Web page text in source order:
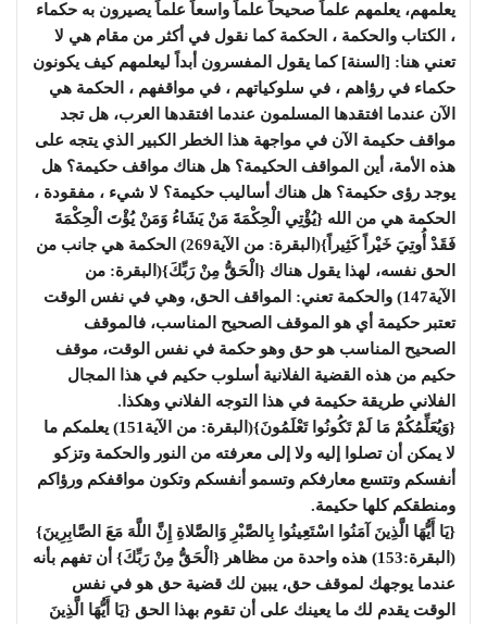
يعلمهم، يعلمهم علماً صحيحاً علماً واسعاً علماً يصيرون به حكماء
، الكتاب والحكمة ، الحكمة كما نقول في أكثر من مقام هي لا
تعني هنا: [السنة] كما يقول المفسرون أبداً ليعلمهم كيف يكونون
حكماء في رؤاهم ، في سلوكياتهم ، في مواقفهم ، الحكمة هي
الآن عندما افتقدها المسلمون عندما افتقدها العرب، هل تجد
مواقف حكيمة الآن في مواجهة هذا الخطر الكبير الذي يتجه على
هذه الأمة، أين المواقف الحكيمة؟ هل هناك مواقف حكيمة؟ هل
يوجد رؤى حكيمة؟ هل هناك أساليب حكيمة؟ لا شيء ، مفقودة ،
الحكمة هي من الله {يُؤْتِي الْحِكْمَةَ مَنْ يَشَاءُ وَمَنْ يُؤْتَ الْحِكْمَةَ
فَقَدْ أُوتِيَ خَيْراً كَثِيراً}(البقرة: من الآية269) الحكمة هي جانب من
الحق نفسه، لهذا يقول هناك {الْحَقُّ مِنْ رَبِّكَ}(البقرة: من
الآية147) والحكمة تعني: المواقف الحق، وهي في نفس الوقت
تعتبر حكيمة أي هو الموقف الصحيح المناسب، فالموقف
الصحيح المناسب هو حق وهو حكمة في نفس الوقت، موقف
حكيم من هذه القضية الفلانية أسلوب حكيم في هذا المجال
الفلاني طريقة حكيمة في هذا التوجه الفلاني وهكذا.
{وَيُعَلِّمُكُمْ مَا لَمْ تَكُونُوا تَعْلَمُونَ}(البقرة: من الآية151) يعلمكم ما
لا يمكن أن تصلوا إليه ولا إلى معرفته من النور والحكمة وتزكو
أنفسكم وتتسع معارفكم وتسمو أنفسكم وتكون مواقفكم ورؤاكم
ومنطقكم كلها حكيمة.
{يَا أَيُّهَا الَّذِينَ آمَنُوا اسْتَعِينُوا بِالصَّبْرِ وَالصَّلاةِ إِنَّ اللَّهَ مَعَ الصَّابِرِينَ}
(البقرة:153) هذه واحدة من مظاهر {الْحَقُّ مِنْ رَبِّكَ} أن تفهم بأنه
عندما يوجهك لموقف حق، يبين لك قضية حق هو في نفس
الوقت يقدم لك ما يعينك على أن تقوم بهذا الحق {يَا أَيُّهَا الَّذِينَ